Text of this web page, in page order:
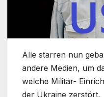
Alle starren nun
andere Medien, um
welche Militär-
der Ukraine zerstört.